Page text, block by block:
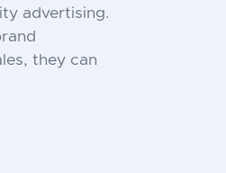
advertising.
they can